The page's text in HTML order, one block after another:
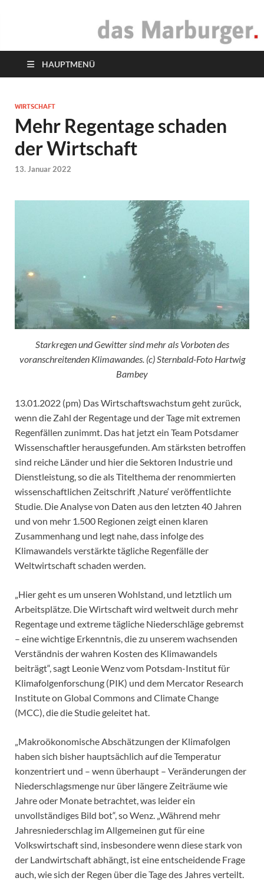
das Marburger.
HAUPTMENÜ
WIRTSCHAFT
Mehr Regentage schaden
der Wirtschaft
13. Januar 2022
Starkregen und Gewitter sind mehr als Vorboten des
voranschreitenden Klimawandes. (c) Sternbald-Foto Hartwig
Bambey
13.01.2022 (pm) Das Wirtschaftswachstum geht zurück,
wenn die Zahl der Regentage und der Tage mit extremen
Regenfällen zunimmt. Das hat jetzt ein Team Potsdamer
Wissenschaftler herausgefunden. Am stärksten betroffen
sind reiche Länder und hier die Sektoren Industrie und
Dienstleistung, so die als Titelthema der renommierten
wissenschaftlichen Zeitschrift ‚Nature‘ veröffentlichte
Studie. Die Analyse von Daten aus den letzten 40 Jahren
und von mehr 1.500 Regionen zeigt einen klaren
Zusammenhang und legt nahe, dass infolge des
Klimawandels verstärkte tägliche Regenfälle der
Weltwirtschaft schaden werden.
„Hier geht es um unseren Wohlstand, und letztlich um
Arbeitsplätze. Die Wirtschaft wird weltweit durch mehr
Regentage und extreme tägliche Niederschläge gebremst
– eine wichtige Erkenntnis, die zu unserem wachsenden
Verständnis der wahren Kosten des Klimawandels
beiträgt“, sagt Leonie Wenz vom Potsdam-Institut für
Klimafolgenforschung (PIK) und dem Mercator Research
Institute on Global Commons and Climate Change
(MCC), die die Studie geleitet hat.
„Makroökonomische Abschätzungen der Klimafolgen
haben sich bisher hauptsächlich auf die Temperatur
konzentriert und – wenn überhaupt – Veränderungen der
Niederschlagsmenge nur über längere Zeiträume wie
Jahre oder Monate betrachtet, was leider ein
unvollständiges Bild bot“, so Wenz. „Während mehr
Jahresniederschlag im Allgemeinen gut für eine
Volkswirtschaft sind, insbesondere wenn diese stark von
der Landwirtschaft abhängt, ist eine entscheidende Frage
auch, wie sich der Regen über die Tage des Jahres verteilt.